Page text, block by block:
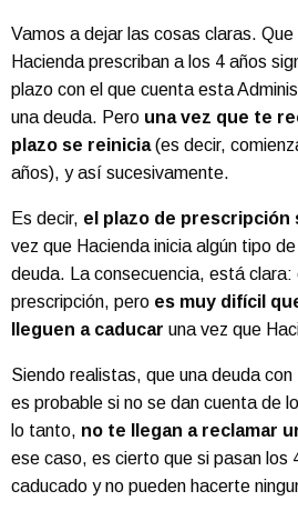
Vamos a dejar las cosas claras.
Hacienda prescriban a los 4 años
plazo con el que cuenta esta
una deuda. Pero una vez que te
plazo se reinicia(es decir,
años), y así sucesivamente.
Es decir, el plazo de prescripción
vez que Hacienda inicia algún tipo
deuda. La consecuencia, está clara:
prescripción, pero es muy difícil
lleguen a caducar una vez que
Siendo realistas, que una deuda
es probable si no se dan cuenta de
lo tanto, no te llegan a reclamar
ese caso, es cierto que si pasan los
caducado y no pueden hacerte